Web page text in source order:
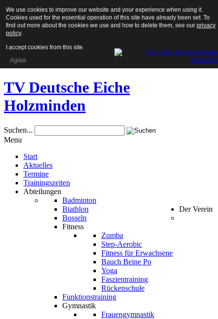
TV Deutsche Eiche
Holzminden
Suchen...
Menu
Start
Aktuelles
Termine
Trainingszeiten
Abteilungen
Badminton
Biathlon
Bosseln
Fitness
Zumba
Step-Aerobic
Fitness für Erwachsene
Bauch Beine Po
Yoga
Faszientraining
Rückenschule
Funktionstraining
Gymnastik
Frauengymnastik
Der Verein
We use cookies to improve our website and your experience when using it.
Cookies used for the essential operation of this site have already been set. To
find out more about the cookies we use and how to delete them, see our privacy
policy.
I accept cookies from this site.
Agree